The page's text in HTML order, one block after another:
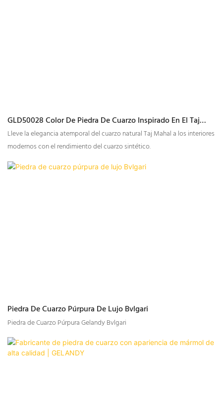
GLD50028 Color De Piedra De Cuarzo Inspirado En El Taj
Mahal
Lleve la elegancia atemporal del cuarzo natural Taj Mahal a los interiores
modernos con el rendimiento del cuarzo sintético.
Piedra De Cuarzo Púrpura De Lujo Bvlgari
Piedra de Cuarzo Púrpura Gelandy Bvlgari